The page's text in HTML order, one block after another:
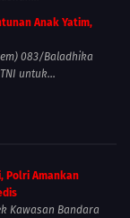
Anak Yatim,
083/Baladhika
untuk...
Polri Amankan
Kawasan Bandara